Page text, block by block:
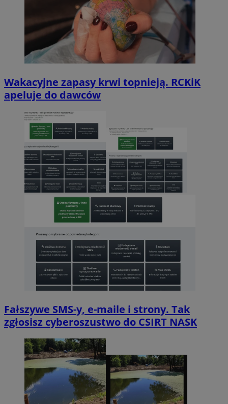
Wakacyjne zapasy krwi topnieją. RCKiK
apeluje do dawców
Fałszywe SMS-y, e-maile i strony. Tak
zgłosisz cyberoszustwo do CSIRT NASK